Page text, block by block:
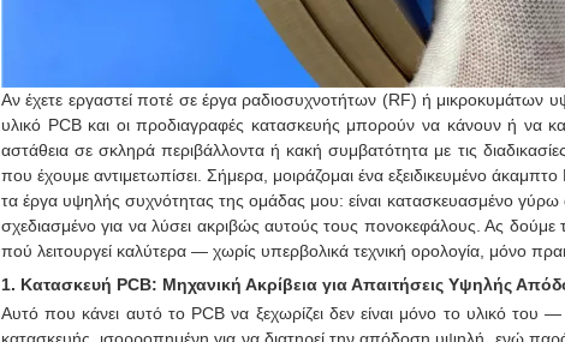
Αν έχετε εργαστεί ποτέ σε έργα ραδιοσυχνοτήτων (RF) ή
υλικό PCB και οι προδιαγραφές κατασκευής μπορούν να κάνουν ή να
αστάθεια σε σκληρά περιβάλλοντα ή κακή συμβατότητα με τις
που έχουμε αντιμετωπίσει. Σήμερα, μοιράζομαι ένα εξειδικευμένο
τα έργα υψηλής συχνότητας της ομάδας μου: είναι κατασκευασμένο
σχεδιασμένο για να λύσει ακριβώς αυτούς τους πονοκεφάλους. Ας δούμε
πού λειτουργεί καλύτερα — χωρίς υπερβολικά τεχνική ορολογία, μόνο
1. Κατασκευή PCB: Μηχανική Ακρίβεια για Απαιτήσεις Υψηλής
Αυτό που κάνει αυτό το PCB να ξεχωρίζει δεν είναι μόνο το υλικό του